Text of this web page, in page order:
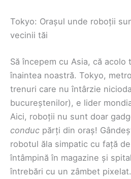
Tokyo: Orașul unde roboții
vecinii tăi
Să începem cu Asia, că
înaintea noastră. Tokyo,
trenuri care nu întârzie
bucureștenilor), e lider
Aici, roboții nu sunt doar
conduc părți din oraș!
robotul ăla simpatic cu față
întâmpină în magazine și
întrebări cu un zâmbet